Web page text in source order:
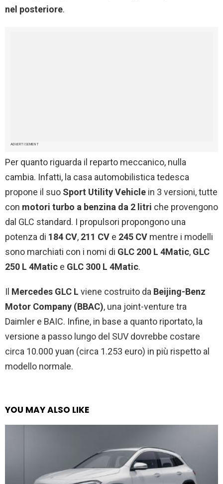
nel posteriore.
ADVERTISEMENT
Per quanto riguarda il reparto meccanico, nulla
cambia. Infatti, la casa automobilistica tedesca
propone il suo Sport Utility Vehicle in 3 versioni, tutte
con motori turbo a benzina da 2 litri che provengono
dal GLC standard. I propulsori propongono una
potenza di 184 CV, 211 CV e 245 CV mentre i modelli
sono marchiati con i nomi di GLC 200 L 4Matic, GLC
250 L 4Matic e GLC 300 L 4Matic.
Il Mercedes GLC L viene costruito da Beijing-Benz
Motor Company (BBAC), una joint-venture tra
Daimler e BAIC. Infine, in base a quanto riportato, la
versione a passo lungo del SUV dovrebbe costare
circa 10.000 yuan (circa 1.253 euro) in più rispetto al
modello normale.
YOU MAY ALSO LIKE